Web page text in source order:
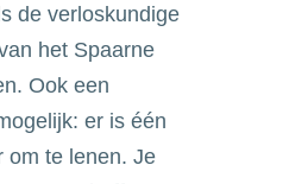
de verloskundige
het Spaarne
Ook een
er is één
om te lenen. Je